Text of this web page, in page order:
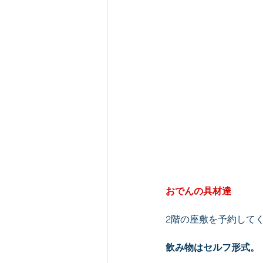
おでんの具材達
2階の座敷を予約して
飲み物はセルフ形式。